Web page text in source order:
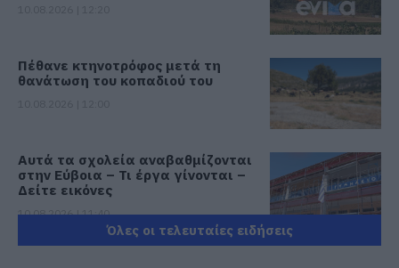
Πέθανε κτηνοτρόφος μετά τη
θανάτωση του κοπαδιού του
Αυτά τα σχολεία αναβαθμίζονται
στην Εύβοια – Τι έργα γίνονται –
Δείτε εικόνες
10.08.2026 | 11:40
Όλες οι τελευταίες ειδήσεις